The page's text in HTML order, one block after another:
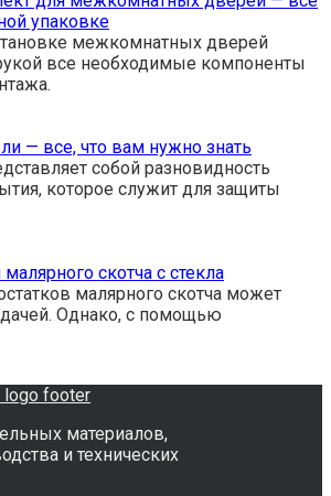
упаковке
межкомнатных дверей
все необходимые компоненты
— все, что вам нужно знать
собой разновидность
которое служит для защиты
скотча с стекла
малярного скотча может
Однако, с помощью
материалов,
и технических